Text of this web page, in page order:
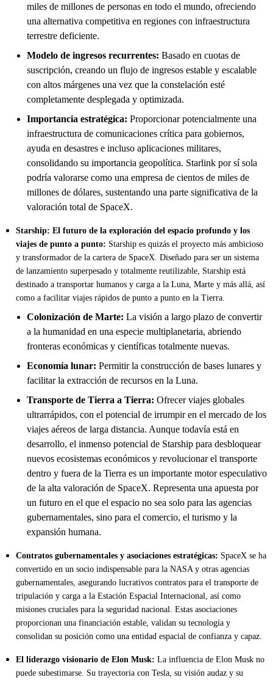
miles de millones de personas en todo el mundo, ofreciendo
una alternativa competitiva en regiones con infraestructura
terrestre deficiente.
Modelo de ingresos recurrentes: Basado en cuotas de
suscripción, creando un flujo de ingresos estable y escalable
con altos márgenes una vez que la constelación esté
completamente desplegada y optimizada.
Importancia estratégica: Proporcionar potencialmente una
infraestructura de comunicaciones crítica para gobiernos,
ayuda en desastres e incluso aplicaciones militares,
consolidando su importancia geopolítica. Starlink por sí sola
podría valorarse como una empresa de cientos de miles de
millones de dólares, sustentando una parte significativa de la
valoración total de SpaceX.
Starship: El futuro de la exploración del espacio profundo y los
viajes de punto a punto: Starship es quizás el proyecto más ambicioso
y transformador de la cartera de SpaceX. Diseñado para ser un sistema
de lanzamiento superpesado y totalmente reutilizable, Starship está
destinado a transportar humanos y carga a la Luna, Marte y más allá, así
como a facilitar viajes rápidos de punto a punto en la Tierra.
Colonización de Marte: La visión a largo plazo de convertir
a la humanidad en una especie multiplanetaria, abriendo
fronteras económicas y científicas totalmente nuevas.
Economía lunar: Permitir la construcción de bases lunares y
facilitar la extracción de recursos en la Luna.
Transporte de Tierra a Tierra: Ofrecer viajes globales
ultrarrápidos, con el potencial de irrumpir en el mercado de los
viajes aéreos de larga distancia. Aunque todavía está en
desarrollo, el inmenso potencial de Starship para desbloquear
nuevos ecosistemas económicos y revolucionar el transporte
dentro y fuera de la Tierra es un importante motor especulativo
de la alta valoración de SpaceX. Representa una apuesta por
un futuro en el que el espacio no sea solo para las agencias
gubernamentales, sino para el comercio, el turismo y la
expansión humana.
Contratos gubernamentales y asociaciones estratégicas: SpaceX se ha
convertido en un socio indispensable para la NASA y otras agencias
gubernamentales, asegurando lucrativos contratos para el transporte de
tripulación y carga a la Estación Espacial Internacional, así como
misiones cruciales para la seguridad nacional. Estas asociaciones
proporcionan una financiación estable, validan su tecnología y
consolidan su posición como una entidad espacial de confianza y capaz.
El liderazgo visionario de Elon Musk: La influencia de Elon Musk no
puede subestimarse. Su trayectoria con Tesla, su visión audaz y su